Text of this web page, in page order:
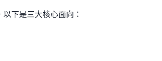
下是三大核心面向：